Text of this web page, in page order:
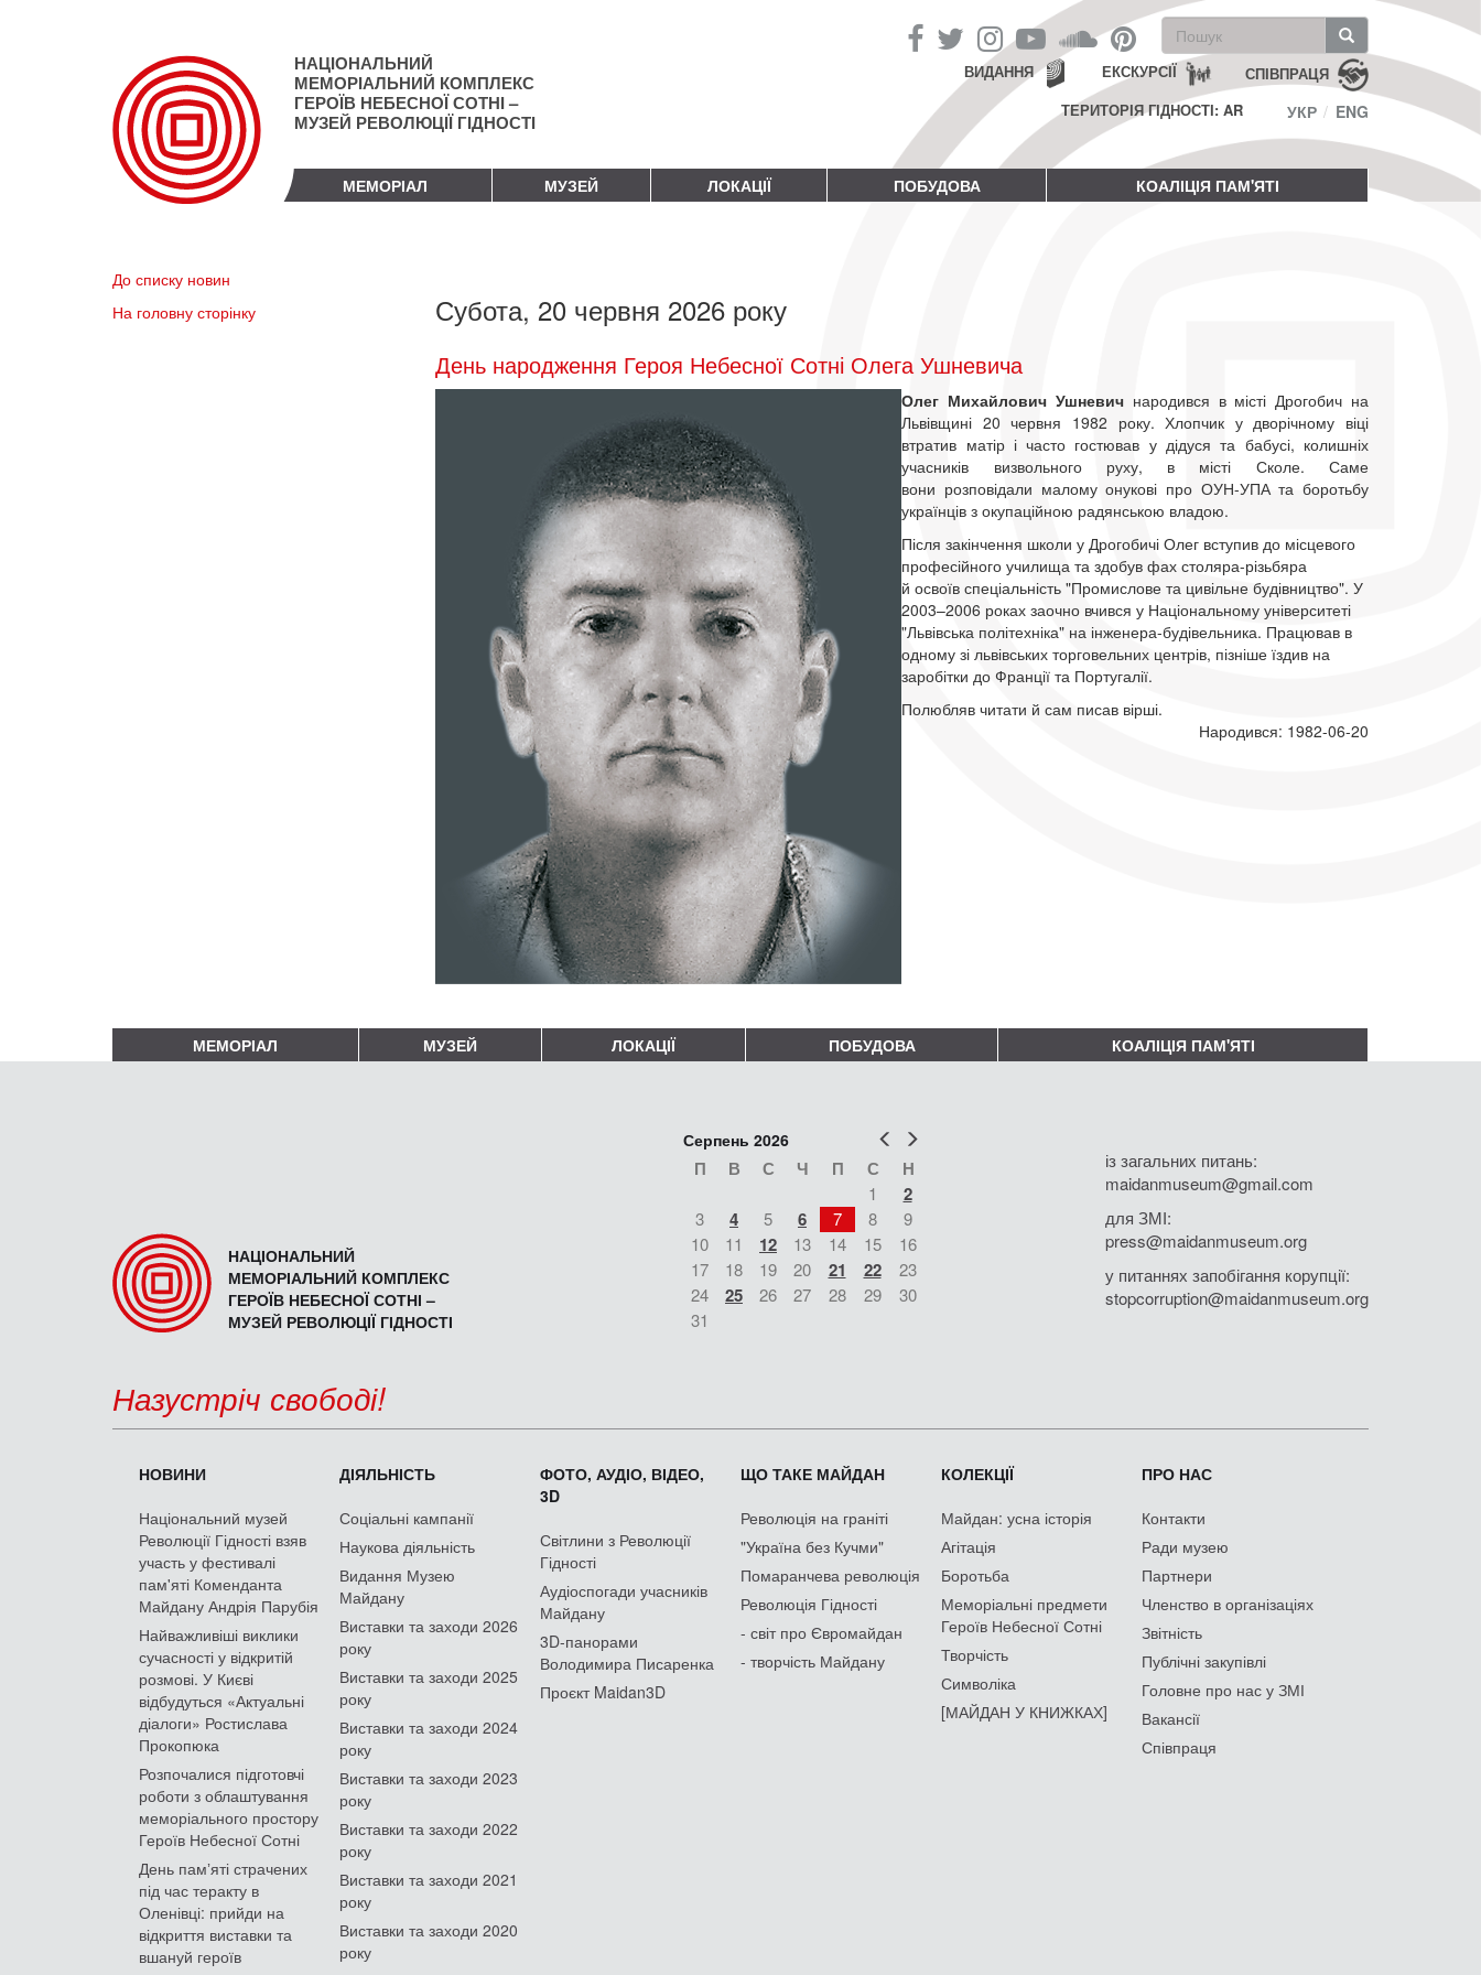
НАЦІОНАЛЬНИЙ
МЕМОРІАЛЬНИЙ КОМПЛЕКС
ГЕРОЇВ НЕБЕСНОЇ СОТНІ –
МУЗЕЙ РЕВОЛЮЦІЇ ГІДНОСТІ
Пошукова
форма
Пошук СПІВПРАЦЯ
ЕКСКУРСІЇ
ВИДАННЯ
ТЕРИТОРІЯ ГІДНОСТІ: AR
УКР ENG
МЕМОРІАЛ МУЗЕЙ ЛОКАЦІЇ ПОБУДОВА КОАЛІЦІЯ ПАМ'ЯТІ
До списку новин
На головну сторінку
Субота, 20 червня 2026 року
День народження Героя Небесної Сотні Олега Ушневича
Олег Михайлович Ушневичнародився в місті Дрогобич на
Львівщині 20 червня 1982 року. Хлопчик у дворічному віці
втратив матір і часто гостював у дідуся та бабусі, колишніх
учасників визвольного руху, в місті Сколе. Саме
вони розповідали малому онукові про ОУН-УПА та боротьбу
українців з окупаційною радянською владою.
Після закінчення школи у Дрогобичі Олег вступив до місцевого
професійного училища та здобув фах столяра-різьбяра
й освоїв спеціальність "Промислове та цивільне будівництво". У
2003–2006 роках заочно вчився у Національному університеті
"Львівська політехніка" на інженера-будівельника. Працював в
одному зі львівських торговельних центрів, пізніше їздив на
заробітки до Франції та Португалії.
Полюбляв читати й сам писав вірші.
Народився: 1982-06-20
МЕМОРІАЛ МУЗЕЙ ЛОКАЦІЇ ПОБУДОВА КОАЛІЦІЯ ПАМ'ЯТІ
НАЦІОНАЛЬНИЙ
МЕМОРІАЛЬНИЙ КОМПЛЕКС
ГЕРОЇВ НЕБЕСНОЇ СОТНІ –
МУЗЕЙ РЕВОЛЮЦІЇ ГІДНОСТІ
Попер
Серпень 2026
П В С Ч П С Н
1 2
3 4 5 6 7 8
9
10
11 12 13 14 15
16
17
18 19 20 21 22
23
24
25 26 27 28 29
30
31
із загальних питань:
maidanmuseum@gmail.com
для ЗМІ:
press@maidanmuseum.org
у питаннях запобігання корупції:
stopcorruption@maidanmuseum.org
Назустріч свободі!
НОВИНИ
Національний музей
Революції Гідності взяв
участь у фестивалі
пам'яті Коменданта
Майдану Андрія Парубія
Найважливіші виклики
сучасності у відкритій
розмові. У Києві
відбудуться «Актуальні
діалоги» Ростислава
Прокопюка
Розпочалися підготовчі
роботи з облаштування
меморіального простору
Героїв Небесної Сотні
День памʼяті страчених
під час теракту в
Оленівці: прийди на
відкриття виставки та
вшануй героїв
ДІЯЛЬНІСТЬ
Соціальні кампанії
Наукова діяльність
Видання Музею
Майдану
Виставки та заходи 2026
року
Виставки та заходи 2025
року
Виставки та заходи 2024
року
Виставки та заходи 2023
року
Виставки та заходи 2022
року
Виставки та заходи 2021
року
Виставки та заходи 2020
року
ФОТО, АУДІО, ВІДЕО,
3D
Світлини з Революції
Гідності
Аудіоспогади учасників
Майдану
3D-панорами
Володимира Писаренка
Проєкт Maidan3D
ЩО ТАКЕ МАЙДАН
Революція на граніті
"Україна без Кучми"
Помаранчева революція
Революція Гідності
- світ про Євромайдан
- творчість Майдану
КОЛЕКЦІЇ
Майдан: усна історія
Агітація
Боротьба
Меморіальні предмети
Героїв Небесної Сотні
Творчість
Символіка
[МАЙДАН У КНИЖКАХ]
ПРО НАС
Контакти
Ради музею
Партнери
Членство в організаціях
Звітність
Публічні закупівлі
Головне про нас у ЗМІ
Вакансії
Співпраця